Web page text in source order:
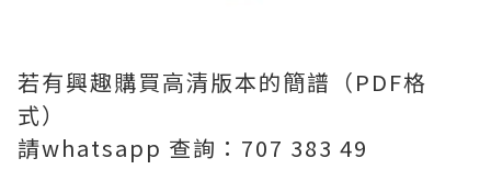
若有興趣購買高清版本的簡譜（PDF格
式）
請whatsapp 查詢：707 383 49